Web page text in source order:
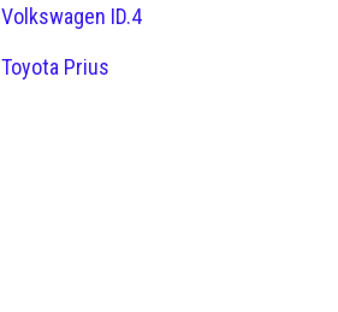
Volkswagen ID.4
Toyota Prius